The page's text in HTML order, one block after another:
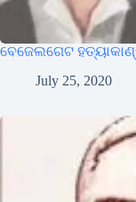
ବେଜେଲଗେଟ
July 25, 2020